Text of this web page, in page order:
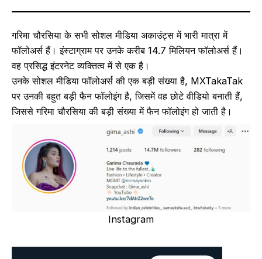
गरिमा चौरसिया के सभी सोशल मीडिया अकाउंट्स में भारी मात्रा में
फॉलोअर्स हैं। इंस्टाग्राम पर उनके करीब 14.7 मिलियन फॉलोअर्स हैं।
वह प्रसिद्ध इंटरनेट व्यक्तित्व में से एक है।
उनके सोशल मीडिया फॉलोअर्स की एक बड़ी संख्या है, MXTakaTak
पर उनकी बहुत बड़ी फैन फॉलोइंग है, जिसमें वह छोटे वीडियो बनाती हैं,
जिससे गरिमा चौरसिया की बड़ी संख्या में फैन फॉलोइंग हो जाती है।
Instagram